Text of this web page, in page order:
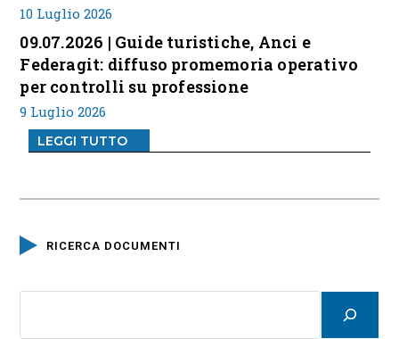
10 Luglio 2026
09.07.2026 | Guide turistiche, Anci e
Federagit: diffuso promemoria operativo
per controlli su professione
9 Luglio 2026
LEGGI TUTTO
RICERCA DOCUMENTI